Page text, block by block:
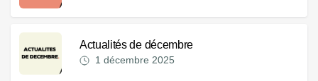
Actualités de décembre
1 décembre 2025